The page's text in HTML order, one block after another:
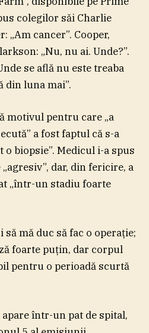
colegilor săi Charlie
„Am cancer”. Cooper,
„Nu, nu ai. Unde?”.
se află nu este treaba
din luna mai”.
motivul pentru care „a
a fost faptul că s-a
o biopsie”. Medicul i-a spus
dar, din fericire, a
„într-un stadiu foarte
să mă duc să fac o operaţie;
foarte puţin, dar corpul
pentru o perioadă scurtă
într-un pat de spital,